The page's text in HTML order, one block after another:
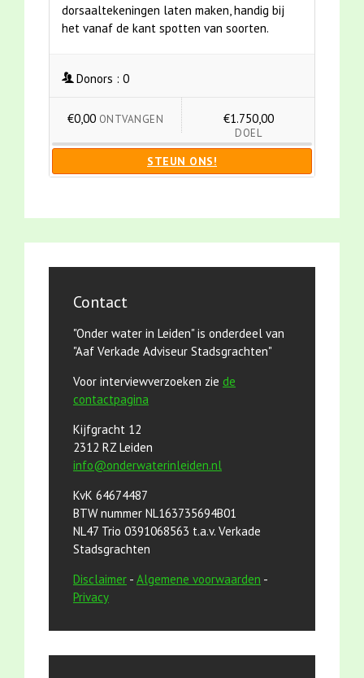
dorsaaltekeningen laten maken, handig bij
het vanaf de kant spotten van soorten.
Donors : 0
€0,00 ONTVANGEN €1.750,00
DOEL
STEUN ONS!
Contact
"Onder water in Leiden" is onderdeel van
"Aaf Verkade Adviseur Stadsgrachten"
Voor interviewverzoeken zie de
contactpagina
Kijfgracht 12
2312 RZ Leiden
info@onderwaterinleiden.nl
KvK 64674487
BTW nummer NL163735694B01
NL47 Trio 0391068563 t.a.v. Verkade
Stadsgrachten
Disclaimer - Algemene voorwaarden -
Privacy